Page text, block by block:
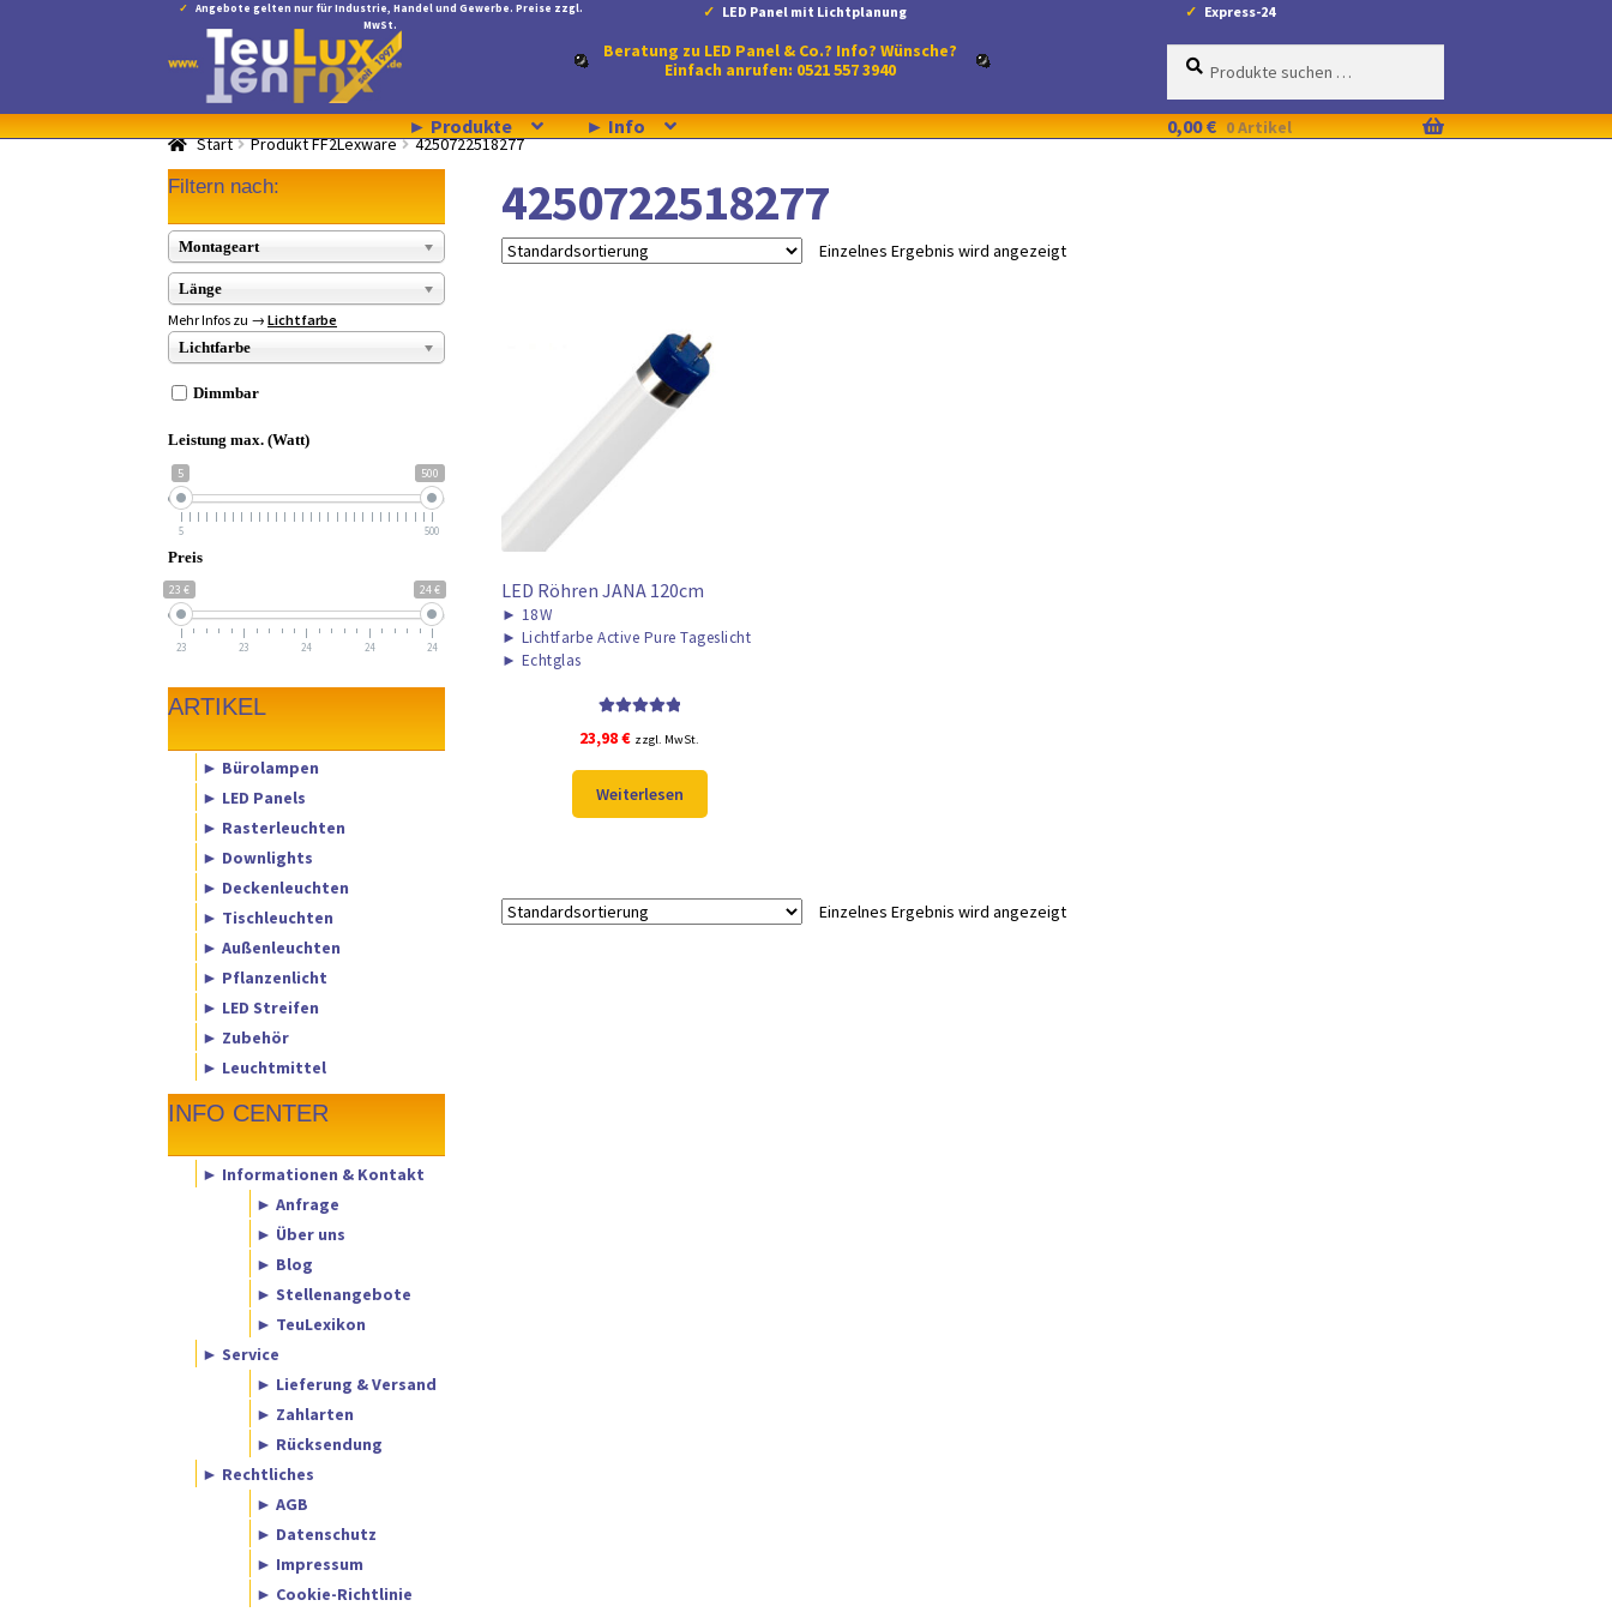
Angebote gelten nur für Industrie, Handel und Gewerbe. Preise zzgl.
MwSt.
LED Panel mit Lichtplanung Express-24
Navigation
springen
Inhalt
springen
Beratung zu LED Panel & Co.? Info? Wünsche?
Einfach anrufen: 0521 557 3940
Suche
Suchen
► Produkte ► Info 0,00€ 0 Artikel
Start Produkt FF2Lexware 4250722518277
4250722518277
Einzelnes Ergebnis wird angezeigt
LED Röhren JANA 120cm
► 18W
► Lichtfarbe Active Pure Tageslicht
► Echtglas
von 5
23,98€ zzgl. MwSt.
Weiterlesen
Einzelnes Ergebnis wird angezeigt
Filtern nach:
Montageart
Länge
Mehr Infos zu →Lichtfarbe
Lichtfarbe
Dimmbar
Leistung max. (Watt)
5 500
5 500
Preis
23 € 24 €
23 23 24 24 24
ARTIKEL
► Bürolampen
► LED Panels
► Rasterleuchten
► Downlights
► Deckenleuchten
► Tischleuchten
► Außenleuchten
► Pflanzenlicht
► LED Streifen
► Zubehör
► Leuchtmittel
INFO CENTER
► Informationen & Kontakt
► Anfrage
► Über uns
► Blog
► Stellenangebote
► TeuLexikon
► Service
► Lieferung & Versand
► Zahlarten
► Rücksendung
► Rechtliches
► AGB
► Datenschutz
► Impressum
► Cookie-Richtlinie